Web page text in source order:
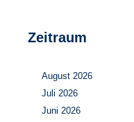
Zeitraum
August 2026
Juli 2026
Juni 2026